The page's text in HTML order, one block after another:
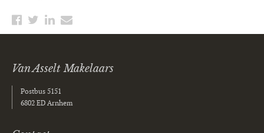
Van Asselt Makelaars
Postbus 5151
6802 ED Arnhem